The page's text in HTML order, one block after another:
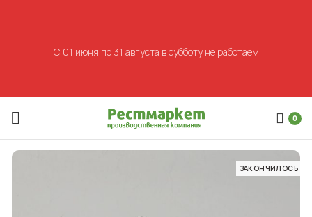
0
ЗАКОНЧИЛОСЬ
С 01 июня по 31 августа в субботу не работаем